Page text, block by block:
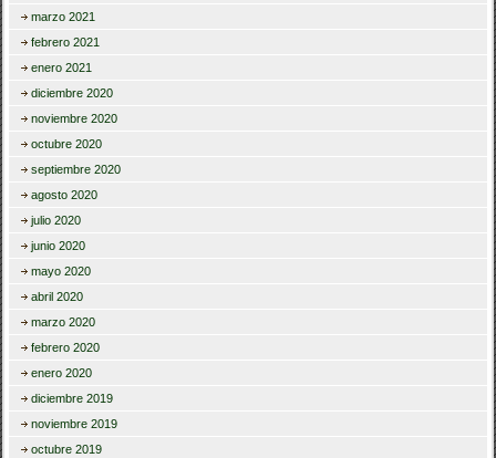
marzo 2021
febrero 2021
enero 2021
diciembre 2020
noviembre 2020
octubre 2020
septiembre 2020
agosto 2020
julio 2020
junio 2020
mayo 2020
abril 2020
marzo 2020
febrero 2020
enero 2020
diciembre 2019
noviembre 2019
octubre 2019